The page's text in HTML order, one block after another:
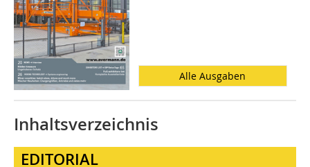
Alle Ausgaben
Inhaltsverzeichnis
EDITORIAL